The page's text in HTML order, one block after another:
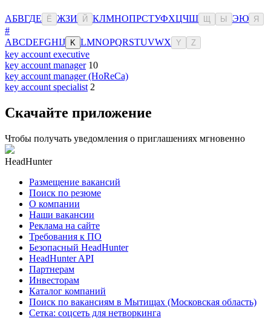
АБВГДЕ Ё ЖЗИ Й КЛМНОПРСТУФХЦЧШ Ы ЭЮ Я
#
ABCDEFGHIJ K LMNOPQRSTUVWX Y Z
key account executive
key account manager 10
key account manager (HoReCa)
key account specialist 2
Скачайте приложение
Чтобы получать уведомления о приглашениях мгновенно
HeadHunter
Размещение вакансий
Поиск по резюме
О компании
Наши вакансии
Реклама на сайте
Требования к ПО
Безопасный HeadHunter
HeadHunter API
Партнерам
Инвесторам
Каталог компаний
Поиск по вакансиям в Мытищах (Московская область)
Сетка: соцсеть для нетворкинга